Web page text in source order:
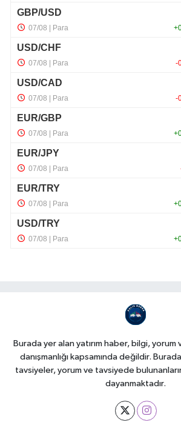
Burada yer alan yatırım haber, bilgi, yorum
danışmanlığı kapsamında değildir.
tavsiyeler, yorum ve tavsiyede
dayanmaktadır.